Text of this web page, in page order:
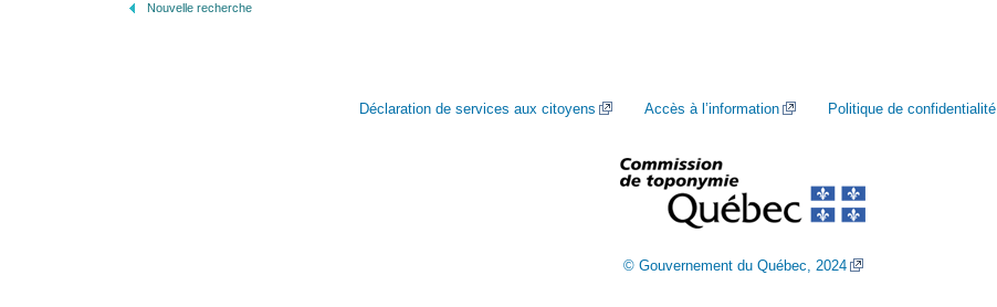
Nouvelle recherche
Déclaration de services aux citoyens Accès à l’information Politique de confidentialité
© Gouvernement du Québec, 2024